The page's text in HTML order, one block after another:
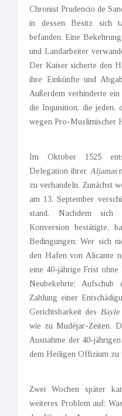
Chronist Prudencio de
in dessen Besitz sich
befanden. Eine
und Landarbeiter
Der Kaiser sicherte den
ihre Einkünfte und
Außerdem verhinderte
die Inquisition, die jeden,
wegen Pro-Muslimischer
Im Oktober 1525
Delegation ihrer Aljamas
zu verhandeln. Zunächst
am 13. September
stand. Nachdem
Konversion bestätigte,
Bedingungen: Wer sich
den Hafen von Alicante
eine 40-jährige Frist
Neubekehrte; Aufschub
Zahlung einer
Gerichtsbarkeit des Bayle
wie zu Mudéjar-Zeiten.
Ausnahme der 40-
dem Heiligen Offizium zu
Zwei Wochen später
weiteres Problem auf: